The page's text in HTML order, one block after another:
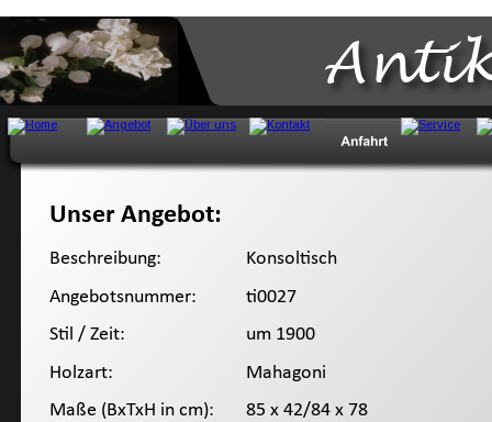
Unser Angebot:
Beschreibung:
Angebotsnummer:
Stil / Zeit:
Holzart:
Maße (BxTxH in cm):
Konsoltisch
ti0027
um 1900
Mahagoni
85 x 42/84 x 78